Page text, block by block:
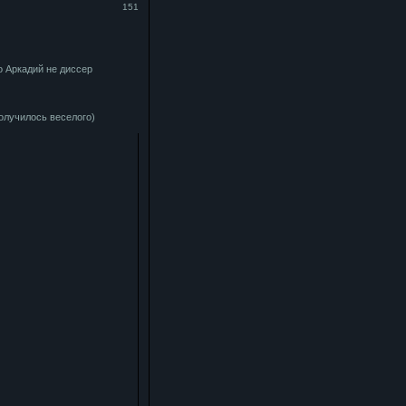
151
Аркадий не диссер
веселого)